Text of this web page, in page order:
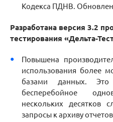
Кодекса ПДНВ.
Разработана версия 3.2
тестирования «Дельта-
Повышена
использования более
базами данных. Это
бесперебойное
нескольких десятков
запросы к архиву